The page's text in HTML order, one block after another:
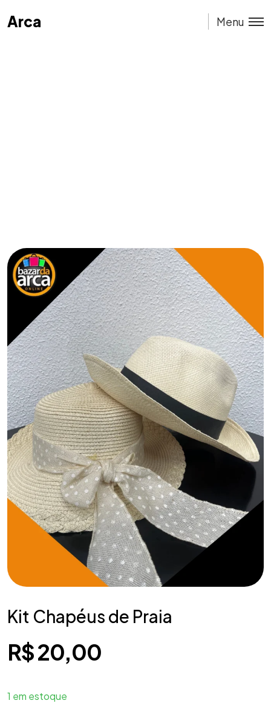
Arca
Arca Menu
Kit Chapéus de Praia
R$20,00
1 em estoque